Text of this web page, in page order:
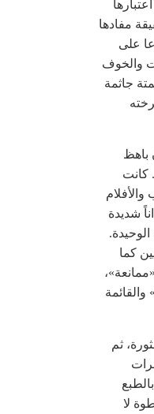
مفادها
على
والخوف
جاثمة
باهظ
كانت
شديدة
كما
ثم
لا